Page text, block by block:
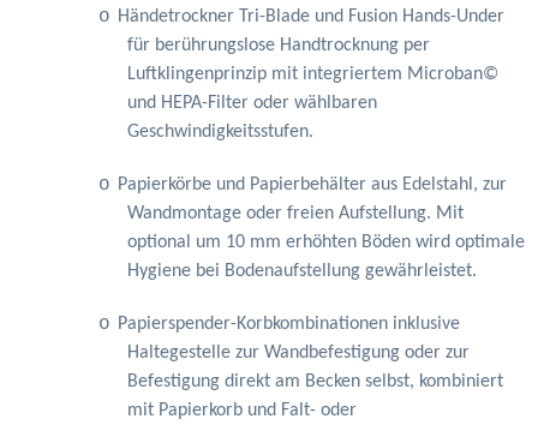
o Händetrockner Tri-Blade und Fusion Hands-Under
für berührungslose Handtrocknung per
Luftklingenprinzip mit integriertem Microban©
und HEPA-Filter oder wählbaren
Geschwindigkeitsstufen.
o Papierkörbe und Papierbehälter aus Edelstahl, zur
Wandmontage oder freien Aufstellung. Mit
optional um 10 mm erhöhten Böden wird optimale
Hygiene bei Bodenaufstellung gewährleistet.
o Papierspender-Korbkombinationen inklusive
Haltegestelle zur Wandbefestigung oder zur
Befestigung direkt am Becken selbst, kombiniert
mit Papierkorb und Falt- oder